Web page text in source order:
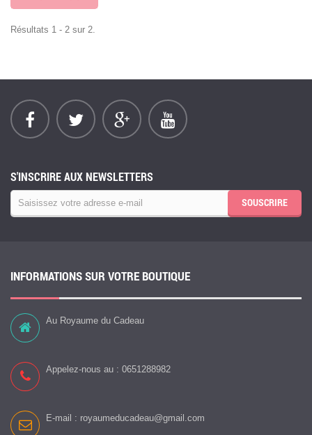
Résultats 1 - 2 sur 2.
S'INSCRIRE AUX NEWSLETTERS
SOUSCRIRE
INFORMATIONS SUR VOTRE BOUTIQUE
Au Royaume du Cadeau
Appelez-nous au : 0651288982
E-mail : royaumeducadeau@gmail.com